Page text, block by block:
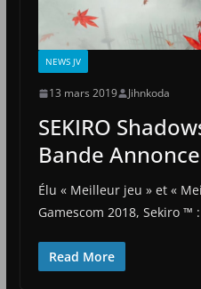
NEWS JV
13 mars 2019 Jihnkoda
SEKIRO
Bande
Élu « Meilleur jeu » et «
Gamescom 2018, Sekiro ™
Read More